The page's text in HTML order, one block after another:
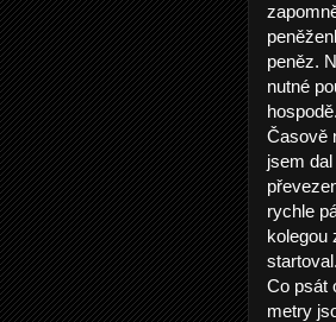
peněz.
nutné
hospodě.
Časově
jsem
rychle
kolegou
startoval.
Co psát
metry